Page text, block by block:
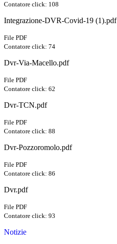
Contatore click: 108
Integrazione-DVR-Covid-19 (1).pdf
File PDF
Contatore click: 74
Dvr-Via-Macello.pdf
File PDF
Contatore click: 62
Dvr-TCN.pdf
File PDF
Contatore click: 88
Dvr-Pozzoromolo.pdf
File PDF
Contatore click: 86
Dvr.pdf
File PDF
Contatore click: 93
Notizie